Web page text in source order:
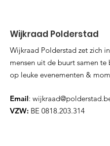
Wijkraad Polderstad
Wijkraad Polderstad zet zich
mensen uit de buurt samen te
op leuke evenementen &
Email:
VZW: BE 0818.203.314